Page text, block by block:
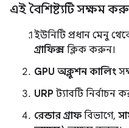
এই বৈশিষ্ট্যটি সক্ষম
ইউনিটি প্রধান মেনু
গ্রাফিক্স ক্লিক করুন।
GPU অক্লুশন কালিং
URP ট্যাবটি নির্বাচন
রেন্ডার গ্রাফ বিভাগে,